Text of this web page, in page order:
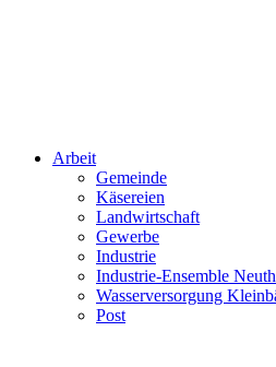
Arbeit
Gemeinde
Käsereien
Landwirtschaft
Gewerbe
Industrie
Industrie-Ensemble
Wasserversorgung
Post